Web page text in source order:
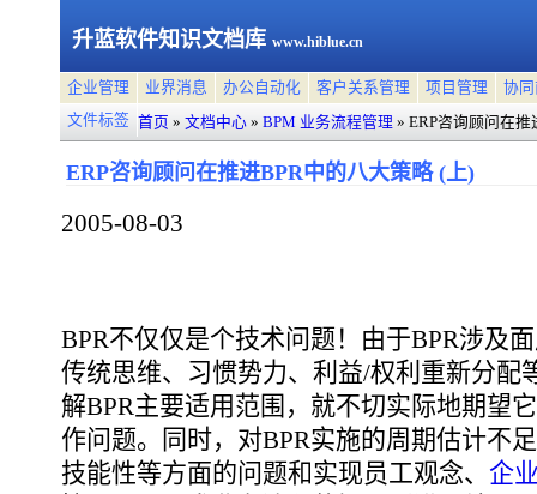
升蓝软件知识文档库 www.hiblue.cn
企业管理 业界消息 办公自动化 客户关系管理 项目管理
协
文件标签 首页 » 文档中心 » BPM 业务流程管理 » ERP咨询顾问在推
ERP咨询顾问在推进BPR中的八大策略 (上)
2005-08-03
BPR不仅仅是个技术问题！由于BPR涉及
传统思维、习惯势力、利益/权利重新分配
解BPR主要适用范围，就不切实际地期望
作问题。同时，对BPR实施的周期估计不
技能性等方面的问题和实现员工观念、 企